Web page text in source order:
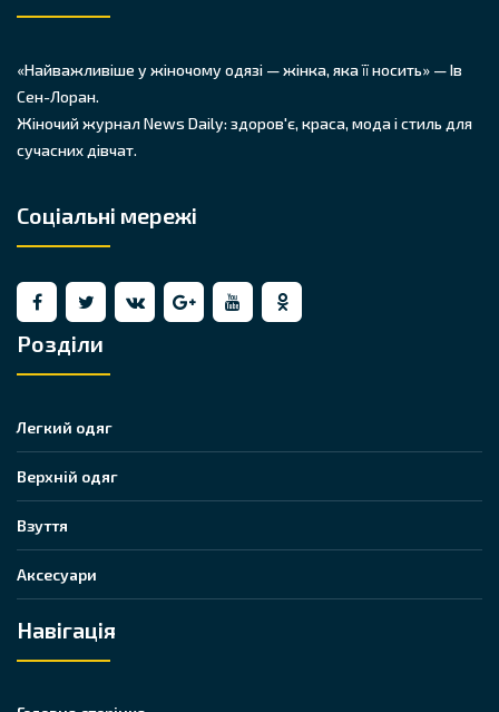
«Найважливіше у жіночому одязі — жінка, яка її носить» — Ів
Сен-Лоран.
Жіночий журнал News Daily: здоров'є, краса, мода і стиль для
сучасних дівчат.
Соціальні мережі
Розділи
Легкий одяг
Верхній одяг
Взуття
Аксесуари
Навігація